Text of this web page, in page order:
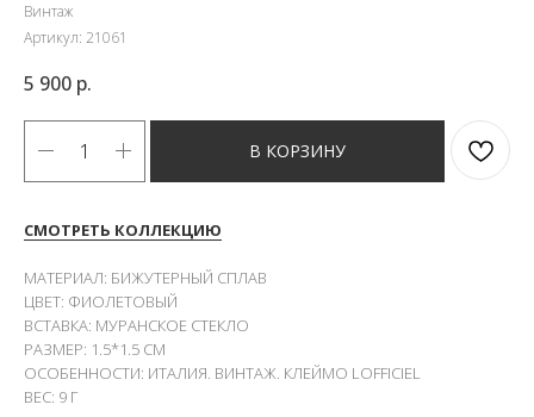
Винтаж
Артикул: 21061
5 900 р.
В КОРЗИНУ
СМОТРЕТЬ КОЛЛЕКЦИЮ
МАТЕРИАЛ: БИЖУТЕРНЫЙ СПЛАВ
ЦВЕТ: ФИОЛЕТОВЫЙ
ВСТАВКА: МУРАНСКОЕ СТЕКЛО
РАЗМЕР: 1.5*1.5 СМ
ОСОБЕННОСТИ: ИТАЛИЯ. ВИНТАЖ. КЛЕЙМО LOFFICIEL
ВЕС: 9 Г